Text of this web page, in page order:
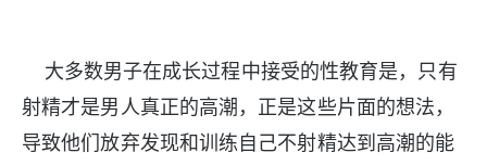
大多数男子在成长过程中接受的性教育是，只有
射精才是男人真正的高潮，正是这些片面的想法，
导致他们放弃发现和训练自己不射精达到高潮的能